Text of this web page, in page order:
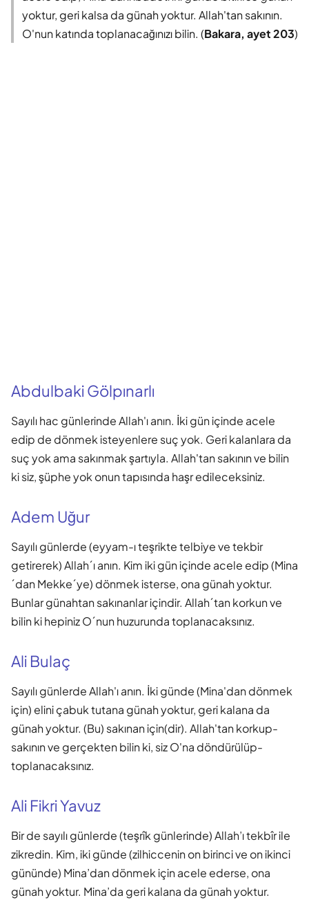
yoktur, geri kalsa da günah yoktur. Allah'tan sakının.
O'nun katında toplanacağınızı bilin. (Bakara, ayet 203)
Abdulbaki Gölpınarlı
Sayılı hac günlerinde Allah'ı anın. İki gün içinde acele
edip de dönmek isteyenlere suç yok. Geri kalanlara da
suç yok ama sakınmak şartıyla. Allah'tan sakının ve bilin
ki siz, şüphe yok onun tapısında haşr edileceksiniz.
Adem Uğur
Sayılı günlerde (eyyam-ı teşrikte telbiye ve tekbir
getirerek) Allah´ı anın. Kim iki gün içinde acele edip (Mina
´dan Mekke´ye) dönmek isterse, ona günah yoktur.
Bunlar günahtan sakınanlar içindir. Allah´tan korkun ve
bilin ki hepiniz O´nun huzurunda toplanacaksınız.
Ali Bulaç
Sayılı günlerde Allah'ı anın. İki günde (Mina'dan dönmek
için) elini çabuk tutana günah yoktur, geri kalana da
günah yoktur. (Bu) sakınan için(dir). Allah'tan korkup-
sakının ve gerçekten bilin ki, siz O'na döndürülüp-
toplanacaksınız.
Ali Fikri Yavuz
Bir de sayılı günlerde (teşrîk günlerinde) Allah’ı tekbîr ile
zikredin. Kim, iki günde (zilhiccenin on birinci ve on ikinci
gününde) Mina’dan dönmek için acele ederse, ona
günah yoktur. Mina’da geri kalana da günah yoktur.